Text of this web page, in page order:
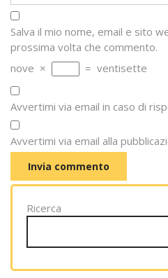
Salva il mio nome, email e sito
prossima volta che commento.
nove × = ventisette
Avvertimi via email in caso di
Avvertimi via email alla
Ricerca